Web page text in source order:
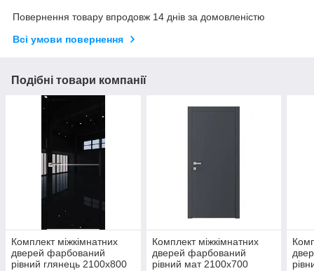
Повернення товару впродовж 14 днів за домовленістю
Всі умови повернення
Подібні товари компанії
Комплект міжкімнатних
дверей фарбований
рівний глянець 2100х800
Комплект міжкімнатних
дверей фарбований
рівний мат 2100х700